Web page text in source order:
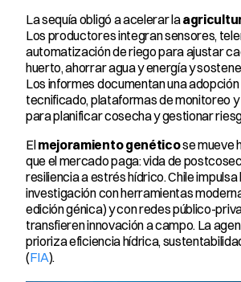
La sequía obligó a acelerar la
Los productores integran sensores,
automatización de riego para ajustar
huerto, ahorrar agua y energía y
Los informes documentan una
tecnificado, plataformas de monitoreo
para planificar cosecha y gestionar
El mejoramiento genético se mueve
que el mercado paga: vida de
resiliencia a estrés hídrico. Chile impulsa
investigación con herramientas
edición génica) y con redes público-
transfieren innovación a campo. La
prioriza eficiencia hídrica,
(FIA).